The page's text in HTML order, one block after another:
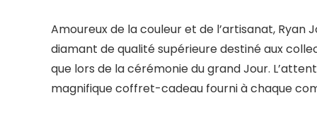
Amoureux de la couleur et de l’artisanat,
diamant de qualité supérieure destiné aux
que lors de la cérémonie du grand Jour.
magnifique coffret-cadeau fourni à chaque